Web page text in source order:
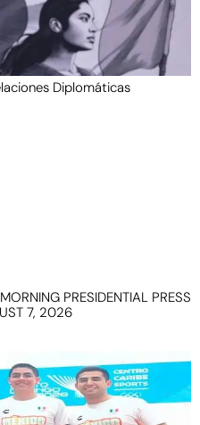
Diplomáticas
PRESIDENTIAL PRESS
7, 2026